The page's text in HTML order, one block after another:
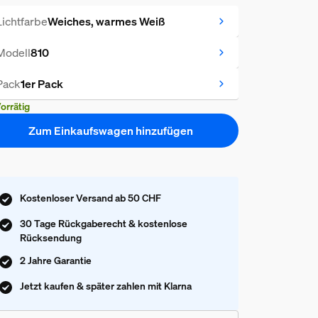
Weiches, warmes Weiß
810
1er Pack
Zum Einkaufswagen hinzufügen
Kostenloser Versand ab 50 CHF
30 Tage Rückgaberecht & kostenlose
Rücksendung
2 Jahre Garantie
Jetzt kaufen & später zahlen mit Klarna